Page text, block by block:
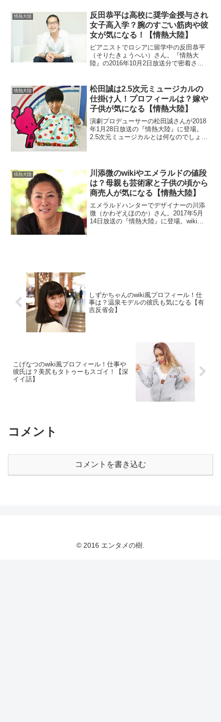
情熱大陸
反田恭平は高校に奨学金授与され
女子高入学？腕のすごい筋肉や彼
女が気になる！【情熱大陸】
ピアニストでロシアに留学中の反田恭平
（そりたきょうへい）さん。『情熱大
陸』の2016年10月2日放送分で密着され
す。演奏中の腕の筋肉がスゴイと話題で
すよ。
情熱大陸
松田誠は2.5次元ミュージカルの
仕掛け人！プロフィールは？嫁や
子供が気になる【情熱大陸】
演劇プロデューサーの松田誠さんが2018
年1月28日放送の『情熱大陸』に登場。
2.5次元ミュージカルとは何なのでしょう
情熱大陸
川添微のwikiやエメラルドの値段
は？母親も芸術家と子供の頃から
商売人が気になる【情熱大陸】
エメラルドハンターでデザイナーの川添
微（かわぞえほのか）さん。2017年5月
14日放送の『情熱大陸』に登場。wiki風
しずかちゃんのwiki風プロフィール！仕
事は？温泉モデルの彼氏も気になる【有
吉反省会】
こげなつのwiki風プロフィール！仕事や
彼氏は？美尻もタトゥーもスゴイ！【深
イイ話】
コメント
コメントを書き込む
© 2016 エンタメの樹.